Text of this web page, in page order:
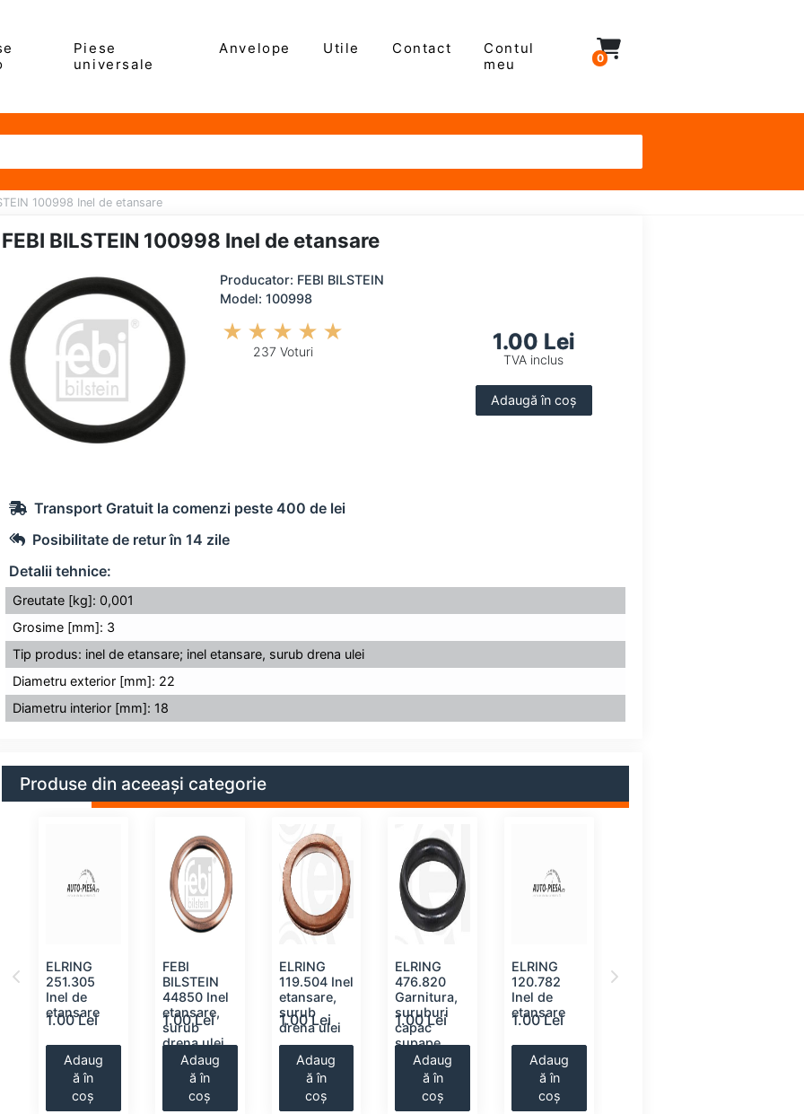
Piese
universale
Anvelope Utile Contact
Contul
meu
0
100998 Inel de etansare
FEBI BILSTEIN 100998 Inel de etansare
Producator: FEBI BILSTEIN
Model: 100998
237 Voturi 1.00 Lei
TVA inclus
Adaugă în coș
Transport Gratuit la comenzi peste 400 de lei
Posibilitate de retur în 14 zile
Detalii tehnice:
Greutate [kg]: 0,001
Grosime [mm]: 3
Tip produs: inel de etansare; inel etansare, surub drena ulei
Diametru exterior [mm]: 22
Diametru interior [mm]: 18
Produse din aceeași categorie
ELRING
251.305
Inel de
etansare
1.00 Lei
Adaug
ă în
coș
FEBI
BILSTEIN
44850 Inel
etansare,
surub
drena ulei
1.00 Lei
Adaug
ă în
coș
ELRING
119.504 Inel
etansare,
surub
drena ulei
1.00 Lei
Adaug
ă în
coș
ELRING
476.820
Garnitura,
suruburi
capac
supape
1.00 Lei
Adaug
ă în
coș
ELRING
120.782
Inel de
etansare
1.00 Lei
Adaug
ă în
coș